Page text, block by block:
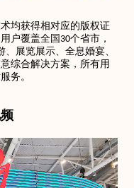
均获得相对应的版权证
户覆盖全国30个省市，
展览展示、全息婚宴、
综合解决方案，所有用
务。